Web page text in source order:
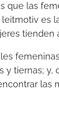
que las
leitmotiv es
tienden
tiernas; y,
las